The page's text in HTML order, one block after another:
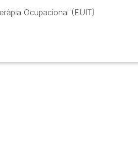
Ocupacional (EUIT)